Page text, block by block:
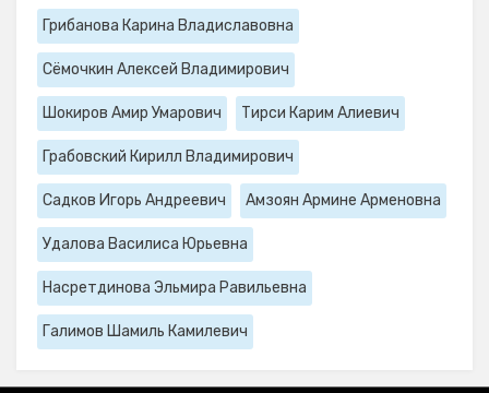
Грибанова Карина Владиславовна
Сёмочкин Алексей Владимирович
Шокиров Амир Умарович Тирси Карим Алиевич
Грабовский Кирилл Владимирович
Садков Игорь Андреевич Амзоян Армине Арменовна
Удалова Василиса Юрьевна
Насретдинова Эльмира Равильевна
Галимов Шамиль Камилевич